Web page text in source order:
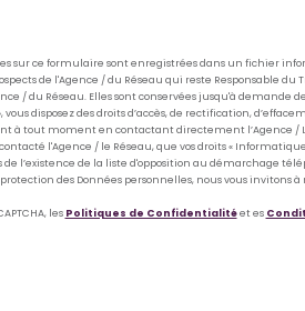
sur ce formulaire sont enregistrées dans un fichier
de l'Agence / du Réseau qui reste Responsable
/ du Réseau. Elles sont conservées jusqu'à demande
disposez des droits d’accès, de rectification,
à tout moment en contactant directement l’Agence /
l'Agence / le Réseau, que vos droits «
de l’existence de la liste d'opposition au démarchage
des Données personnelles, nous vous invitons
les Politiques de Confidentialitéet es